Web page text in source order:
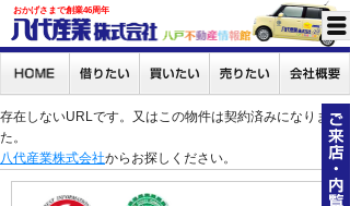
おかげさまで創業46周年
存在しないURLです。又はこの物件は契約済みになりまし
た。
八代産業株式会社からお探しください。